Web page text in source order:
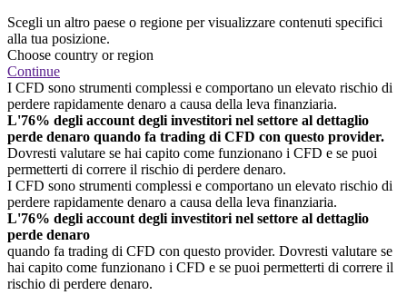
Scegli un altro paese o regione per visualizzare contenuti specifici
alla tua posizione.
Choose country or region
Continue
I CFD sono strumenti complessi e comportano un elevato rischio di
perdere rapidamente denaro a causa della leva finanziaria.
L'76% degli account degli investitori nel settore al dettaglio
perde denaro quando fa trading di CFD con questo provider.
Dovresti valutare se hai capito come funzionano i CFD e se puoi
permetterti di correre il rischio di perdere denaro.
I CFD sono strumenti complessi e comportano un elevato rischio di
perdere rapidamente denaro a causa della leva finanziaria.
L'76% degli account degli investitori nel settore al dettaglio
perde denaro
quando fa trading di CFD con questo provider. Dovresti valutare se
hai capito come funzionano i CFD e se puoi permetterti di correre il
rischio di perdere denaro.